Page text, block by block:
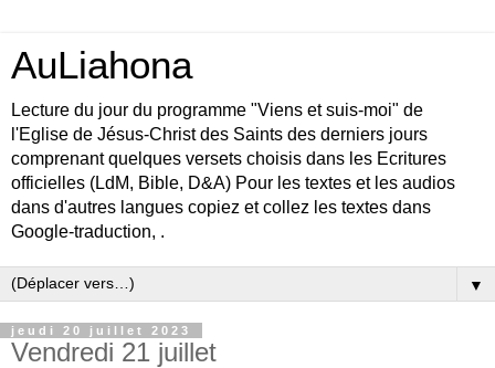
AuLiahona
Lecture du jour du programme "Viens et suis-moi" de
l'Eglise de Jésus-Christ des Saints des derniers jours
comprenant quelques versets choisis dans les Ecritures
officielles (LdM, Bible, D&A) Pour les textes et les audios
dans d'autres langues copiez et collez les textes dans
Google-traduction, .
▼
jeudi 20 juillet 2023
Vendredi 21 juillet